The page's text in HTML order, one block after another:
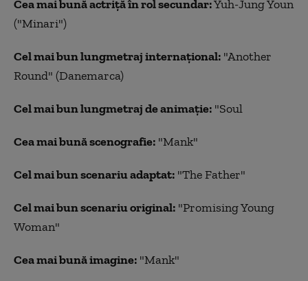
Cea mai bună actriţă în rol secundar:Yuh-Jung Youn
("Minari")
Cel mai bun lungmetraj internaţional: "Another
Round" (Danemarca)
Cel mai bun lungmetraj de animaţie: "Soul
Cea mai bună scenografie: "Mank"
Cel mai bun scenariu adaptat: "The Father"
Cel mai bun scenariu original: "Promising Young
Woman"
Cea mai bună imagine: "Mank"